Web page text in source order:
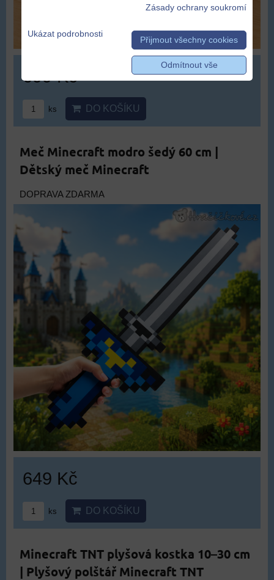
699 Kč
ks DO KOŠÍKU
Meč Minecraft modro šedý 60 cm |
Dětský meč Minecraft
DOPRAVA ZDARMA
649 Kč
ks DO KOŠÍKU
Minecraft TNT plyšová kostka 10–30 cm
| Plyšový polštář Minecraft TNT
Zásady ochrany soukromí
Ukázat podrobnosti
Přijmout všechny cookies
Odmítnout vše